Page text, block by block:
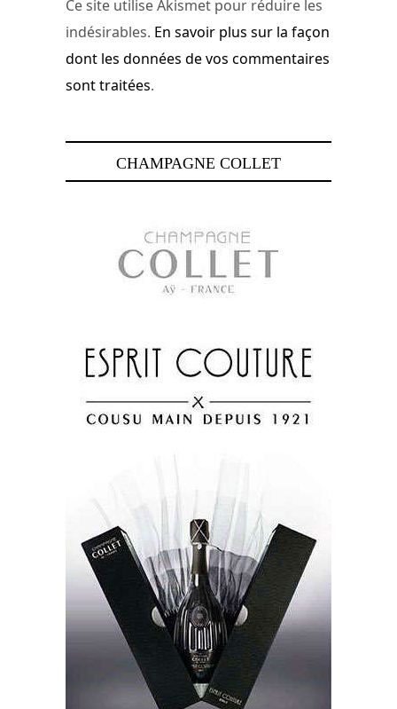
Ce site utilise Akismet pour réduire les
indésirables. En savoir plus sur la façon
dont les données de vos commentaires
sont traitées.
CHAMPAGNE COLLET